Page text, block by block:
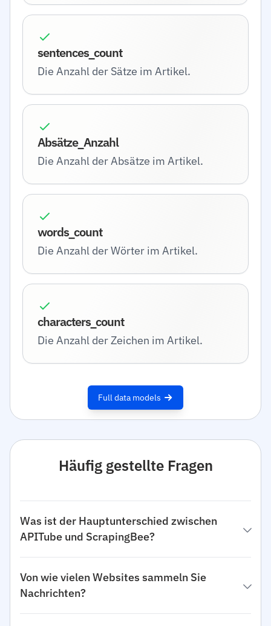
sentences_count
Die Anzahl der Sätze im Artikel.
Absätze_Anzahl
Die Anzahl der Absätze im Artikel.
words_count
Die Anzahl der Wörter im Artikel.
characters_count
Die Anzahl der Zeichen im Artikel.
Full data models
Häufig gestellte Fragen
Was ist der Hauptunterschied zwischen
APITube und ScrapingBee?
Von wie vielen Websites sammeln Sie
Nachrichten?